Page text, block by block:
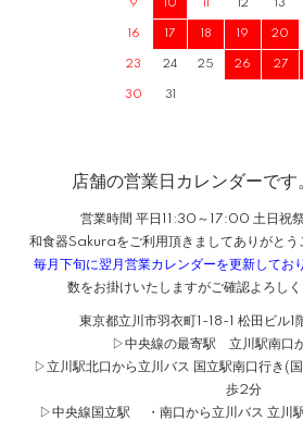
9 10 11 12 13
16 17 18 19 20
23 24 25 26 27
30 31
店舗の営業日カレンダーで
営業時間 平日11:30～17:00 土日祝
和食器Sakuraをご利用頂きましてありがとう
毎月下旬に翌月営業カレンダーを更新してお
数をお掛けいたしますがご確認よろしく
東京都立川市羽衣町1-18-1 松田ビ
▷中央線の最寄駅 立川駅南口
▷立川駅北口から立川バス 国立駅南口行き(
歩2分
▷中央線国立駅 ・南口から立川バス 立川